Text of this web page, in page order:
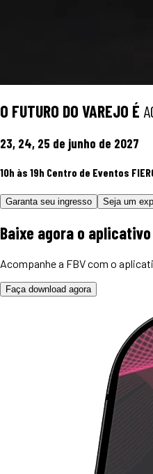
O FUTURO DO VAREJO É
23, 24, 25 de junho de 2027
10h às 19h Centro de Eventos
Garanta seu ingresso Seja um
Baixe agora o aplicativo
Acompanhe a FBV com o
Faça download agora